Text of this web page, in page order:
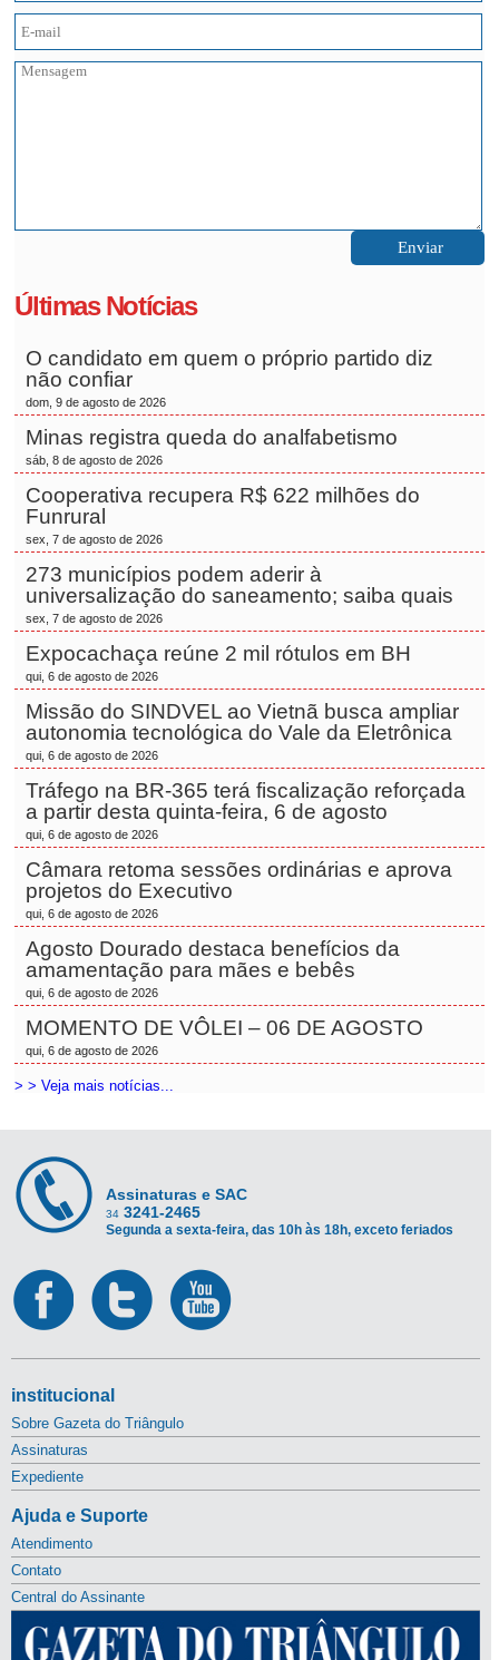
Últimas Notícias
O candidato em quem o próprio partido diz
não confiar
dom, 9 de agosto de 2026
Minas registra queda do analfabetismo
sáb, 8 de agosto de 2026
Cooperativa recupera R$ 622 milhões do
Funrural
sex, 7 de agosto de 2026
273 municípios podem aderir à
universalização do saneamento; saiba quais
sex, 7 de agosto de 2026
Expocachaça reúne 2 mil rótulos em BH
qui, 6 de agosto de 2026
Missão do SINDVEL ao Vietnã busca ampliar
autonomia tecnológica do Vale da Eletrônica
qui, 6 de agosto de 2026
Tráfego na BR-365 terá fiscalização reforçada
a partir desta quinta-feira, 6 de agosto
qui, 6 de agosto de 2026
Câmara retoma sessões ordinárias e aprova
projetos do Executivo
qui, 6 de agosto de 2026
Agosto Dourado destaca benefícios da
amamentação para mães e bebês
qui, 6 de agosto de 2026
MOMENTO DE VÔLEI – 06 DE AGOSTO
qui, 6 de agosto de 2026
> > Veja mais notícias...
Assinaturas e SAC
34 3241-2465
Segunda a sexta-feira, das 10h às 18h, exceto feriados
institucional
Sobre Gazeta do Triângulo
Assinaturas
Expediente
Ajuda e Suporte
Atendimento
Contato
Central do Assinante